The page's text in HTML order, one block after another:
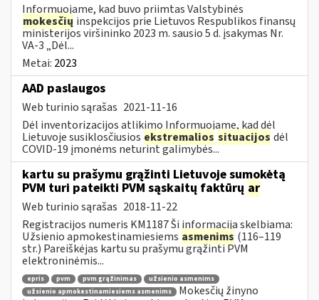
Informuojame, kad buvo priimtas Valstybinės
mokesčių inspekcijos prie Lietuvos Respublikos finansų
ministerijos viršininko 2023 m. sausio 5 d. įsakymas Nr.
VA-3 „Dėl...
Metai: 2023
AAD paslaugos
Web turinio sąrašas 2021-11-16
Dėl inventorizacijos atlikimo Informuojame, kad dėl
Lietuvoje susiklosčiusios ekstremalios situacijos dėl
COVID-19 įmonėms neturint galimybės...
kartu su prašymu grąžinti Lietuvoje sumokėtą
PVM turi pateikti PVM sąskaitų faktūrų ar
Web turinio sąrašas 2018-11-22
Registracijos numeris KM1187 Ši informacija skelbiama:
Užsienio apmokestinamiesiems asmenims (116–119
str.) Pareiškėjas kartu su prašymu grąžinti PVM
elektroninėmis...
epris pvm pvm grąžinimas
užsienio asmenims
užsienio apmokestinamiesiems asmenims
Mokesčių žinyno